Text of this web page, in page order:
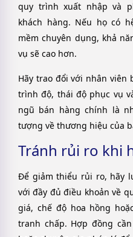
quy trình xuất nhập và
khách hàng. Nếu họ có
mềm chuyên dụng, khả
vụ sẽ cao hơn.
Hãy trao đổi với nhân viên
trình độ, thái độ phục vụ
ngũ bán hàng chính là
tượng về thương hiệu của
Tránh rủi ro khi
Để giảm thiểu rủi ro, hãy
với đầy đủ điều khoản về
giá, chế độ hoa hồng
tranh chấp. Hợp đồng